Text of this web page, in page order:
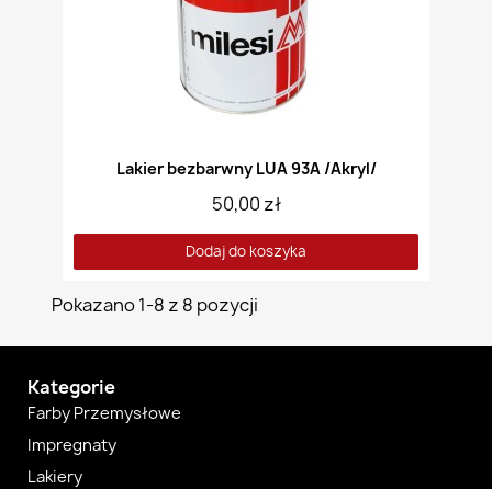
Lakier bezbarwny LUA 93A /Akryl/
50,00 zł
Dodaj do koszyka
Pokazano 1-8 z 8 pozycji
Kategorie
Farby Przemysłowe
Impregnaty
Lakiery